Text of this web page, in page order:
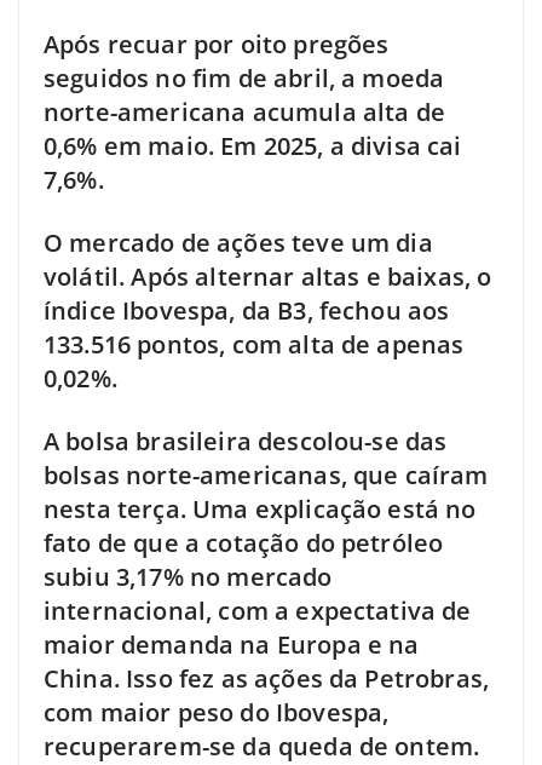
Após recuar por oito pregões
seguidos no fim de abril, a moeda
norte-americana acumula alta de
0,6% em maio. Em 2025, a divisa cai
7,6%.
O mercado de ações teve um dia
volátil. Após alternar altas e baixas, o
índice Ibovespa, da B3, fechou aos
133.516 pontos, com alta de apenas
0,02%.
A bolsa brasileira descolou-se das
bolsas norte-americanas, que caíram
nesta terça. Uma explicação está no
fato de que a cotação do petróleo
subiu 3,17% no mercado
internacional, com a expectativa de
maior demanda na Europa e na
China. Isso fez as ações da Petrobras,
com maior peso do Ibovespa,
recuperarem-se da queda de ontem.